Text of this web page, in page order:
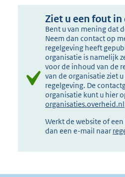
Ziet u een fout in
Bent u van mening dat
Neem dan contact op
regelgeving heeft
organisatie is namelijk
voor de inhoud van de
van de organisatie ziet
regelgeving. De
organisatie kunt u hier
organisaties.overheid.nl
Werkt de website of
dan een e-mail naar